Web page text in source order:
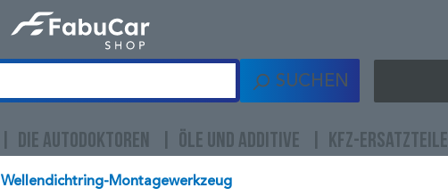
SUCHEN
DIE AUTODOKTOREN ÖLE UND ADDITIVE KFZ-ERSATZTEILE
Wellendichtring-Montagewerkzeug